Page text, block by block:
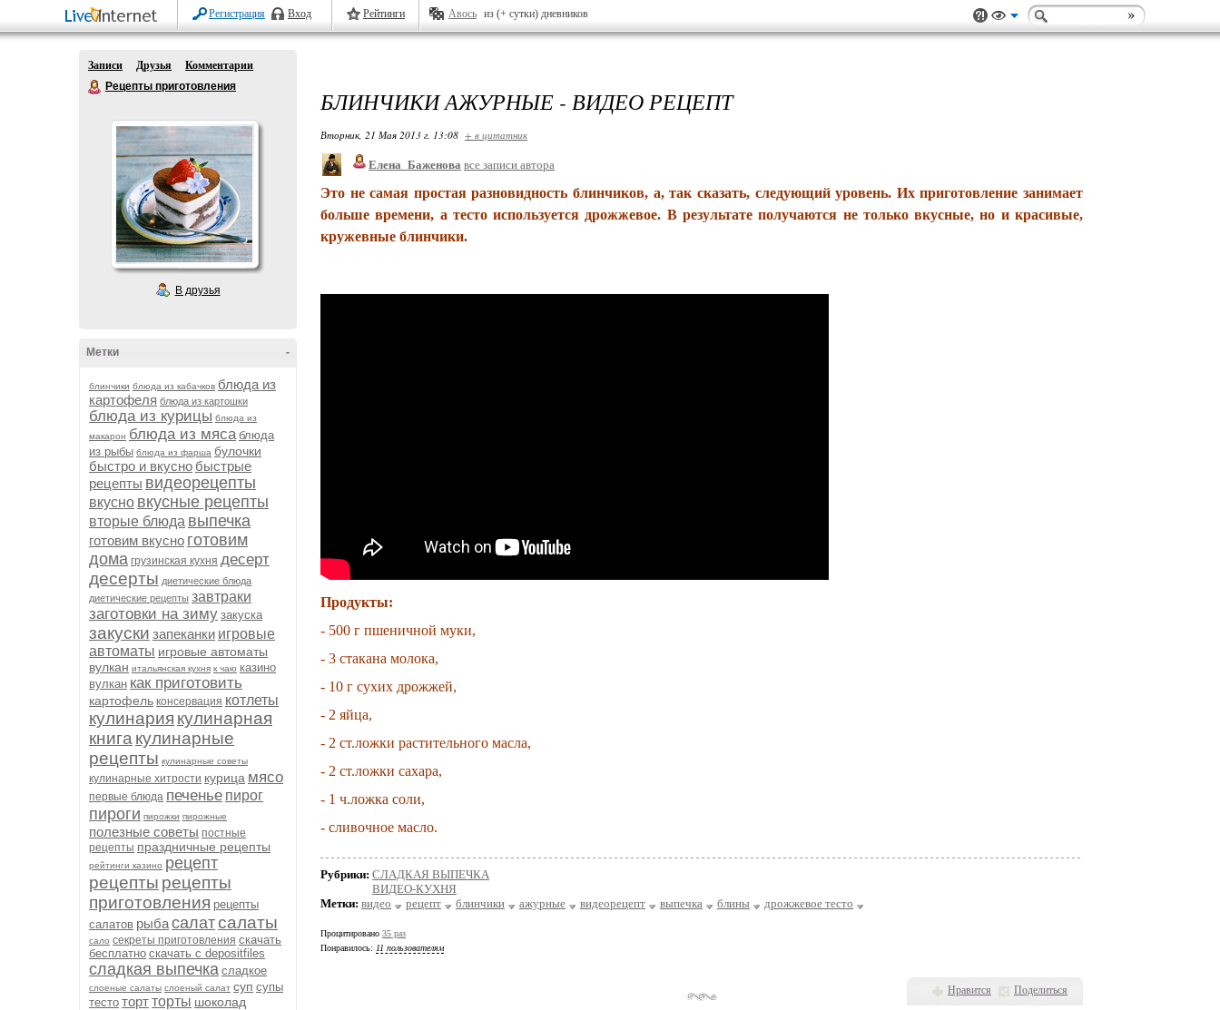
Регистрация Вход Рейтинги Авось из (+ сутки) дневников
Записи Друзья
Комментарии
Рецепты приготовления
В друзья
-
Метки
блинчики блюда из кабачков блюда из
картофеля блюда из картошки
блюда из курицы блюда из
макарон блюда из мяса блюда
из рыбы блюда из фарша булочки
быстро и вкусно быстрые
рецепты видеорецепты
вкусно вкусные рецепты
вторые блюда выпечка
готовим вкусно готовим
дома грузинская кухня десерт
десерты диетические блюда
диетические рецепты завтраки
заготовки на зиму закуска
закуски запеканки игровые
автоматы игровые автоматы
вулкан итальянская кухня к чаю казино
вулкан как приготовить
картофель консервация котлеты
кулинария кулинарная
книга кулинарные
рецепты кулинарные советы
кулинарные хитрости курица мясо
первые блюда печенье пирог
пироги пирожки пирожные
полезные советы постные
рецепты праздничные рецепты
рейтинги казино рецепт
рецепты рецепты
приготовления рецепты
салатов рыбасалатсалаты
сало секреты приготовления скачать
бесплатно скачать с depositfiles
сладкая выпечка сладкое
слоеные салаты слоеный салат суп супы
тесто тортторты шоколад
БЛИНЧИКИ АЖУРНЫЕ - ВИДЕО РЕЦЕПТ
Вторник, 21 Мая 2013 г. 13:08 + в цитатник
Елена_Баженова все записи автора
Это не самая простая разновидность блинчиков, а, так сказать, следующий уровень. Их приготовление занимает
больше времени, а тесто используется дрожжевое. В результате получаются не только вкусные,но и красивые,
кружевные блинчики.
Продукты:
- 500 г пшеничной муки,
- 3 стакана молока,
- 10 г сухих дрожжей,
- 2 яйца,
- 2 ст.ложки растительного масла,
- 2 ст.ложки сахара,
- 1 ч.ложка соли,
- сливочное масло.
Рубрики: СЛАДКАЯ ВЫПЕЧКА
ВИДЕО-КУХНЯ
Метки: видео рецепт блинчики ажурные видеорецепт выпечка блины дрожжевое тесто
Процитировано 35 раз
Понравилось: 11 пользователям
Нравится Поделиться